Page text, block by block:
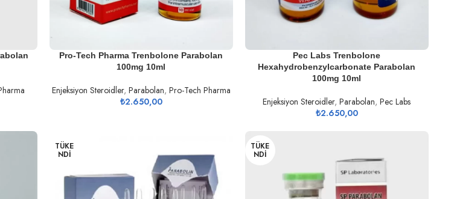
SEPETE EKLE
Pro-Tech Pharma Trenbolone Parabolan
100mg 10ml
Enjeksiyon Steroidler, Parabolan, Pro-Tech Pharma
₺2.650,00
SEPETE EKLEPec Labs Trenbolone
Hexahydrobenzylcarbonate Parabolan
100mg 10ml
Enjeksiyon Steroidler,Parabolan,Pec Labs
₺2.650,00
TÜKE
NDI
TÜKE
NDI